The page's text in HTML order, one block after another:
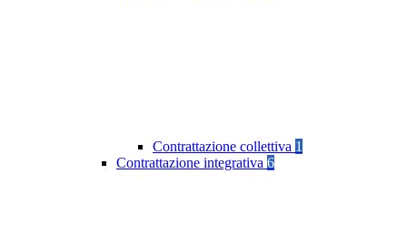
Contrattazione collettiva 1
Contrattazione integrativa 6